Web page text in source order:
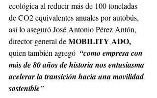
ecológica al reducir más de 100 toneladas
de CO2 equivalentes anuales por autobús,
así lo aseguró José Antonio Pérez Antón,
director general deMOBILITY ADO,
quien también agregó “como empresa con
más de 80 años de historia nos entusiasma
acelerar la transición hacia una movilidad
sostenible”